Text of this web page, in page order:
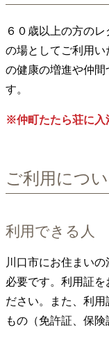
６０歳以上の方の
の場としてご利用
の健康の増進や仲
す。
※仲町たたら荘に入
ご利用につ
利用できる人
川口市にお住まい
必要です。利用証を
ださい。また、利
もの（免許証、保険